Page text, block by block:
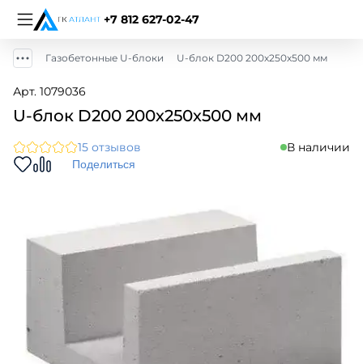
+7 812 627-02-47
Газобетонные U-блоки U-блок D200 200х250х500 мм
Арт. 1079036
U-блок D200 200х250х500 мм
15 отзывов В наличии
Поделиться